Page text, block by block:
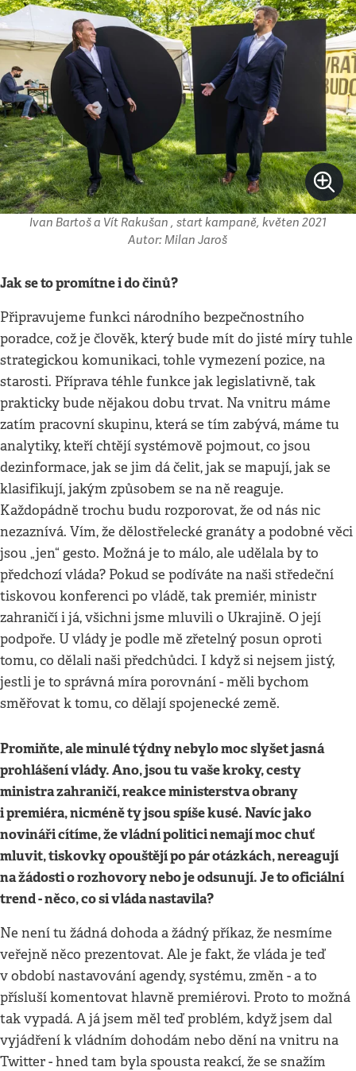
Ivan Bartoš a Vít Rakušan , start kampaně, květen 2021
Autor: Milan Jaroš
Jak se to promítne i do činů?
Připravujeme funkci národního bezpečnostního
poradce, což je člověk, který bude mít do jisté míry tuhle
strategickou komunikaci, tohle vymezení pozice, na
starosti. Příprava téhle funkce jak legislativně, tak
prakticky bude nějakou dobu trvat. Na vnitru máme
zatím pracovní skupinu, která se tím zabývá, máme tu
analytiky, kteří chtějí systémově pojmout, co jsou
dezinformace, jak se jim dá čelit, jak se mapují, jak se
klasifikují, jakým způsobem se na ně reaguje.
Každopádně trochu budu rozporovat, že od nás nic
nezaznívá. Vím, že dělostřelecké granáty a podobné věci
jsou „jen“ gesto. Možná je to málo, ale udělala by to
předchozí vláda? Pokud se podíváte na naši středeční
tiskovou konferenci po vládě, tak premiér, ministr
zahraničí i já, všichni jsme mluvili o Ukrajině. O její
podpoře. U vlády je podle mě zřetelný posun oproti
tomu, co dělali naši předchůdci. I když si nejsem jistý,
jestli je to správná míra porovnání - měli bychom
směřovat k tomu, co dělají spojenecké země.
Promiňte, ale minulé týdny nebylo moc slyšet jasná
prohlášení vlády. Ano, jsou tu vaše kroky, cesty
ministra zahraničí, reakce ministerstva obrany
i premiéra, nicméně ty jsou spíše kusé. Navíc jako
novináři cítíme, že vládní politici nemají moc chuť
mluvit, tiskovky opouštějí po pár otázkách, nereagují
na žádosti o rozhovory nebo je odsunují. Je to oficiální
trend - něco, co si vláda nastavila?
Ne není tu žádná dohoda a žádný příkaz, že nesmíme
veřejně něco prezentovat. Ale je fakt, že vláda je teď
v období nastavování agendy, systému, změn - a to
přísluší komentovat hlavně premiérovi. Proto to možná
tak vypadá. A já jsem měl teď problém, když jsem dal
vyjádření k vládním dohodám nebo dění na vnitru na
Twitter - hned tam byla spousta reakcí, že se snažím